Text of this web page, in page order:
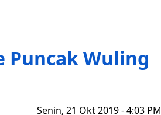
Puncak Wuling
Senin, 21 Okt 2019 - 4:03 PM